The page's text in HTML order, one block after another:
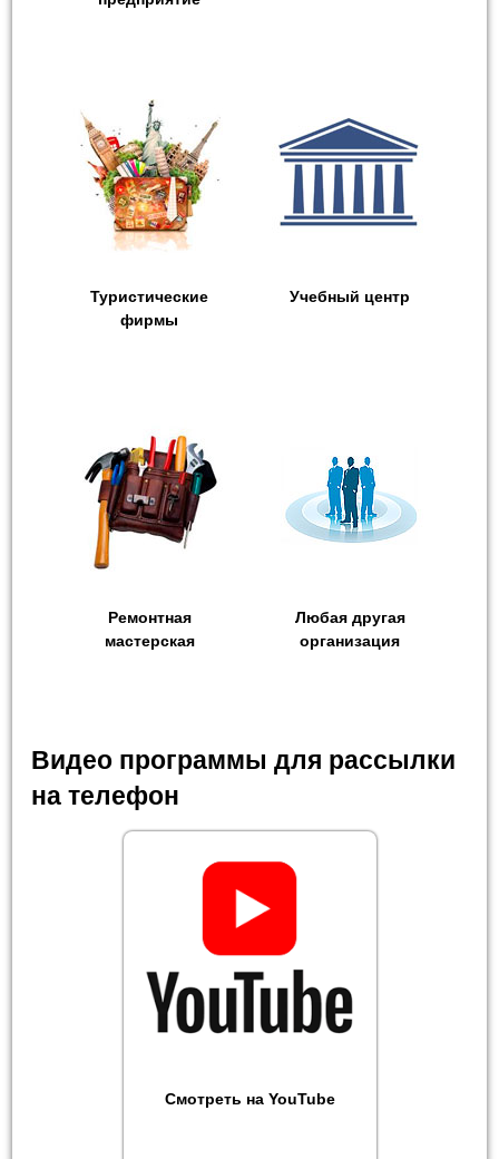
Туристические
фирмы
Учебный центр
Ремонтная
мастерская
Любая другая
организация
Видео программы для рассылки
на телефон
Смотреть на YouTube